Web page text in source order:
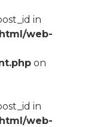
in
web-
on
in
web-